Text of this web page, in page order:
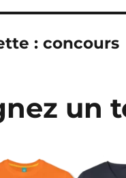
:concours
un